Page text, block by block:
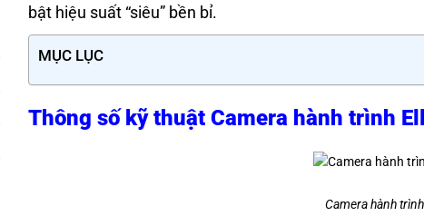
bật hiệu suất “siêu” bền bỉ.
MỤC LỤC
Thông số kỹ thuật Camera hành trình
Camera hành